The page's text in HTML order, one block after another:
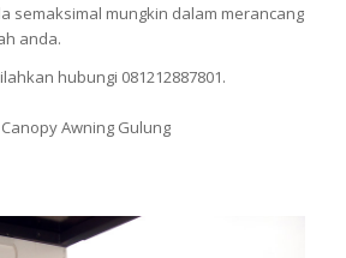
semaksimal mungkin dalam merancang
anda.
hubungi 081212887801.